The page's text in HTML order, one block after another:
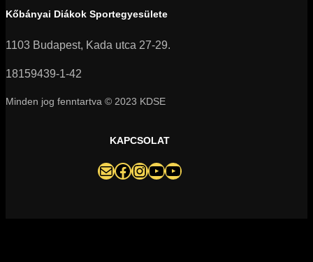
Kőbányai Diákok Sportegyesülete
1103 Budapest, Kada utca 27-29.
18159439-1-42
Minden jog fenntartva © 2023 KDSE
KAPCSOLAT
darazsak@darazsak.hu @kobanyaidarazsak @darazsak Kőbányai Darazsak csatorna Darazsak Online Basketball csatorna